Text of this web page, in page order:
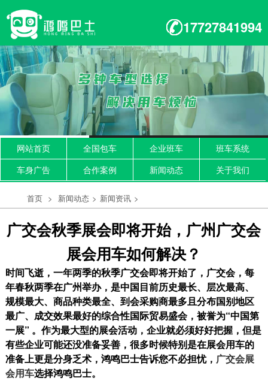
17727841994
网站首页 全国包车 企业班车
班车系统
车身广告
合作案例 新闻动态 关于我们
首页 > 新闻动态 > 新闻资讯 >
广交会秋季展会即将开始，广州广交会
展会用车如何解决？
时间飞逝，一年两季的秋季广交会即将开始了，广交会，每
年春秋两季在广州举办，是中国目前历史最长、层次最高、
规模最大、商品种类最全、到会采购商最多且分布国别地区
最广、成交效果最好的综合性国际贸易盛会，被誉为“中国第
一展” 。作为最大型的展会活动，企业就必须好好把握，但是
有些企业可能还没准备妥善，很多时候特别是在展会用车的
准备上更是分身乏术，鸿鸣巴士告诉您不必担忧， 广交会展
会用车选择鸿鸣巴士。